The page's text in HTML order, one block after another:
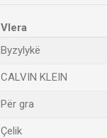
Vlera
Byzylykë
CALVIN KLEIN
Për gra
Çelik